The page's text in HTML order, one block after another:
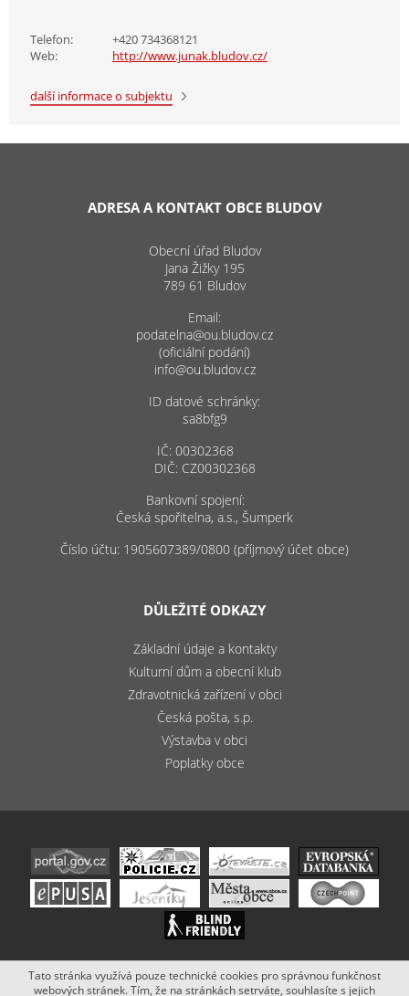
Telefon:
+420 734368121
Web:
http://www.junak.bludov.cz/
další informace o subjektu
ADRESA A KONTAKT OBCE BLUDOV
Obecní úřad Bludov
Jana Žižky 195
789 61 Bludov
Email:
podatelna@ou.bludov.cz
(oficiální podání)
info@ou.bludov.cz
ID datové schránky:
sa8bfg9
IČ: 00302368
DIČ: CZ00302368
Bankovní spojení:
Česká spořitelna, a.s., Šumperk
Číslo účtu: 1905607389/0800 (příjmový účet obce)
DŮLEŽITÉ ODKAZY
Základní údaje a kontakty
Kulturní dům a obecní klub
Zdravotnická zařízení v obci
Česká pošta, s.p.
Výstavba v obci
Poplatky obce
Copyright (c) 2020 - 2019 Obec Bludov. Stránky vytvořil a spravuje
Tato stránka využívá pouze technické cookies pro správnou funkčnost
webových stránek. Tím, že na stránkách setrváte, souhlasíte s jejich